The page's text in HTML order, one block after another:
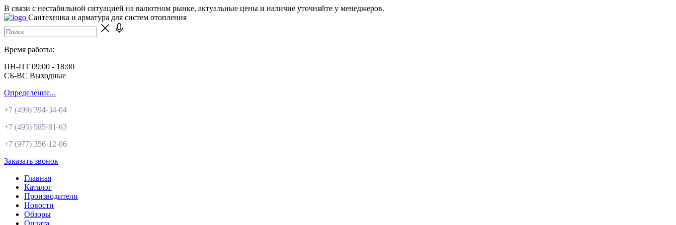
В связи с нестабильной ситуацией на валютном рынке, актуальные цены и наличие уточняйте у менеджеров.
Сантехника и арматура для систем отопления
Время работы:
ПН-ПТ 09:00 - 18:00
СБ-ВС Выходные
Определение...
+7 (499) 394-34-04
+7 (495) 585-81-63
+7 (977) 356-12-06
Заказать звонок
Главная
Каталог
Производители
Новости
Обзоры
Оплата